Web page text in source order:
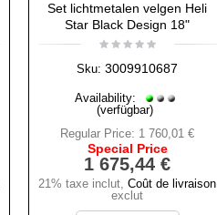
Set lichtmetalen velgen Heli
Star Black Design 18"
Sku: 3009910687
Availability:
(verfügbar)
Regular Price: 1 760,01 €
Special Price
1 675,44 €
21% taxe inclut,Coût de livraison
exclut